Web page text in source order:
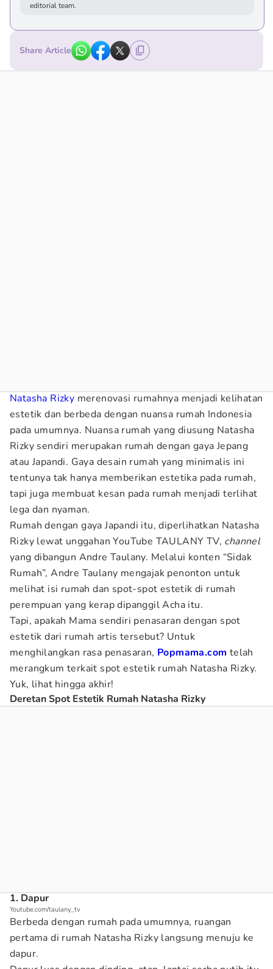
editorial team.
Share Article
Natasha Rizky merenovasi rumahnya menjadi kelihatan
estetik dan berbeda dengan nuansa rumah Indonesia
pada umumnya. Nuansa rumah yang diusung Natasha
Rizky sendiri merupakan rumah dengan gaya Jepang
atau Japandi. Gaya desain rumah yang minimalis ini
tentunya tak hanya memberikan estetika pada rumah,
tapi juga membuat kesan pada rumah menjadi terlihat
lega dan nyaman.
Rumah dengan gaya Japandi itu, diperlihatkan Natasha
Rizky lewat unggahan YouTube TAULANY TV, channel
yang dibangun Andre Taulany. Melalui konten “Sidak
Rumah”, Andre Taulany mengajak penonton untuk
melihat isi rumah dan spot-spot estetik di rumah
perempuan yang kerap dipanggil Acha itu.
Tapi, apakah Mama sendiri penasaran dengan spot
estetik dari rumah artis tersebut? Untuk
menghilangkan rasa penasaran, Popmama.com telah
merangkum terkait spot estetik rumah Natasha Rizky.
Yuk, lihat hingga akhir!
Deretan Spot Estetik Rumah Natasha Rizky
1. Dapur
Youtube.com/taulany_tv
Berbeda dengan rumah pada umumnya, ruangan
pertama di rumah Natasha Rizky langsung menuju ke
dapur.